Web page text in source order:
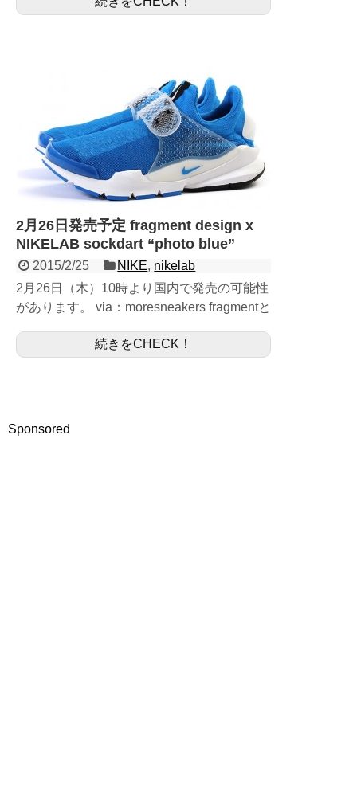
ます。 以前NIKEと契約しておりAIR ...
2月26日発売予定 fragment design x
NIKELAB sockdart “photo blue”
2015/2/25 NIKE, nikelab
2月26日（木）10時より国内で発売の可能性
があります。 via：moresneakers fragmentと
が発売されます。 当初発表された4色...
続きをCHECK！
Sponsored